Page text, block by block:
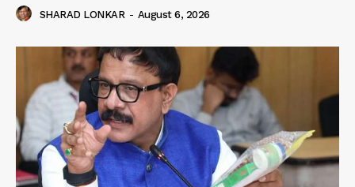
SHARAD LONKAR - August 6, 2026